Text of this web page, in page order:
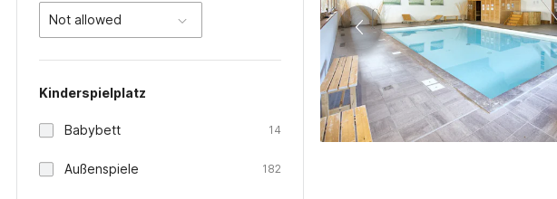
Not allowed
Kinderspielplatz
Babybett 14
Außenspiele 182